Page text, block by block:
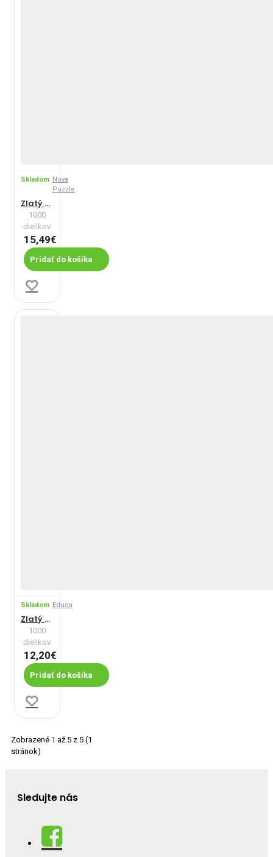
Skladom Nova
Puzzle
Zlatý strom
1000
dielikov
15,49€
Pridať do košíka
Skladom Educa
Zlatý západ slnka, Austrália
1000
dielikov
12,20€
Pridať do košíka
Zobrazené 1 až 5 z 5 (1
stránok)
Sledujte nás